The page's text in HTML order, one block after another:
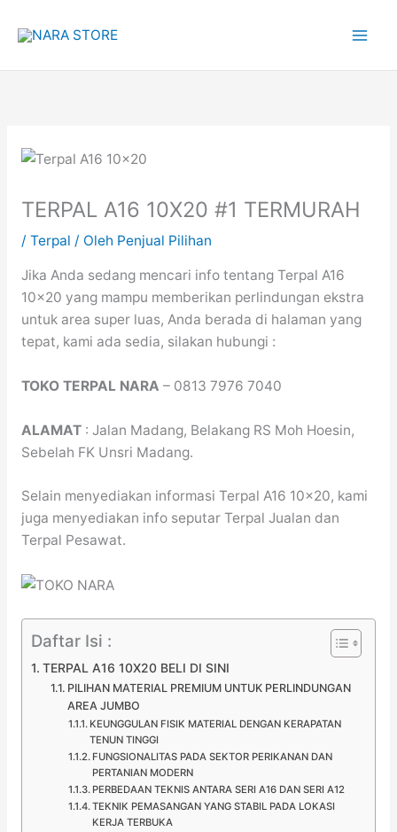
TERPAL A16 10X20 #1 TERMURAH
/ Terpal / Oleh Penjual Pilihan
Jika Anda sedang mencari info tentang Terpal A16
10×20 yang mampu memberikan perlindungan ekstra
untuk area super luas, Anda berada di halaman yang
tepat, kami ada sedia, silakan hubungi :
TOKO TERPAL NARA – 0813 7976 7040
ALAMAT: Jalan Madang, Belakang RS Moh Hoesin,
Sebelah FK Unsri Madang.
Selain menyediakan informasi Terpal A16 10×20, kami
juga menyediakan info seputar Terpal Jualan dan
Terpal Pesawat.
Daftar Isi :
TERPAL A16 10X20 BELI DI SINI
PILIHAN MATERIAL PREMIUM UNTUK PERLINDUNGAN
AREA JUMBO
KEUNGGULAN FISIK MATERIAL DENGAN KERAPATAN
TENUN TINGGI
FUNGSIONALITAS PADA SEKTOR PERIKANAN DAN
PERTANIAN MODERN
PERBEDAAN TEKNIS ANTARA SERI A16 DAN SERI A12
TEKNIK PEMASANGAN YANG STABIL PADA LOKASI
KERJA TERBUKA